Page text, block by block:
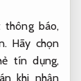
thông báo,
Hãy chọn
tín dụng,
khi nhận